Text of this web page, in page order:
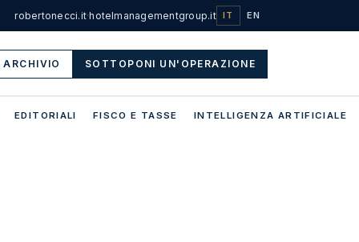
robertonecci.it·hotelmanagementgroup.it IT EN
ARCHIVIO SOTTOPONI UN'OPERAZIONE
EDITORIALI FISCO E TASSE INTELLIGENZA ARTIFICIALE